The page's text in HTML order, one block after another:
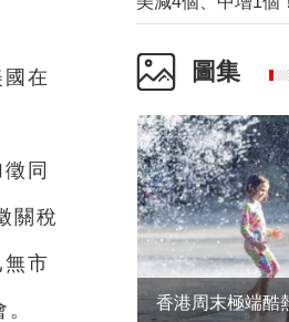
在
同
關稅
市
圖集
香港周末極端